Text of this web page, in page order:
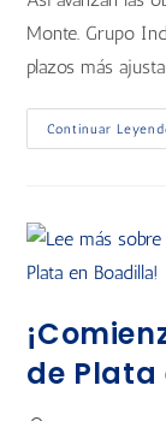
Monte. Grupo
plazos más
Continuar
de Plata